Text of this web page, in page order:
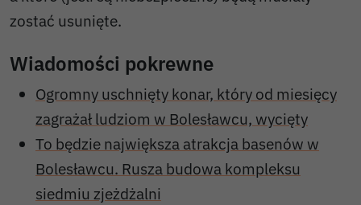
zostać usunięte.
Wiadomości pokrewne
Ogromny uschnięty konar, który od miesięcy
zagrażał ludziom w Bolesławcu, wycięty
To będzie największa atrakcja basenów w
Bolesławcu. Rusza budowa kompleksu
siedmiu zjeżdżalni